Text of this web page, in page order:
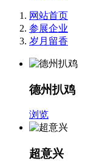
网站首页
参展企业
岁月留香
德州扒鸡
浏览
超意兴